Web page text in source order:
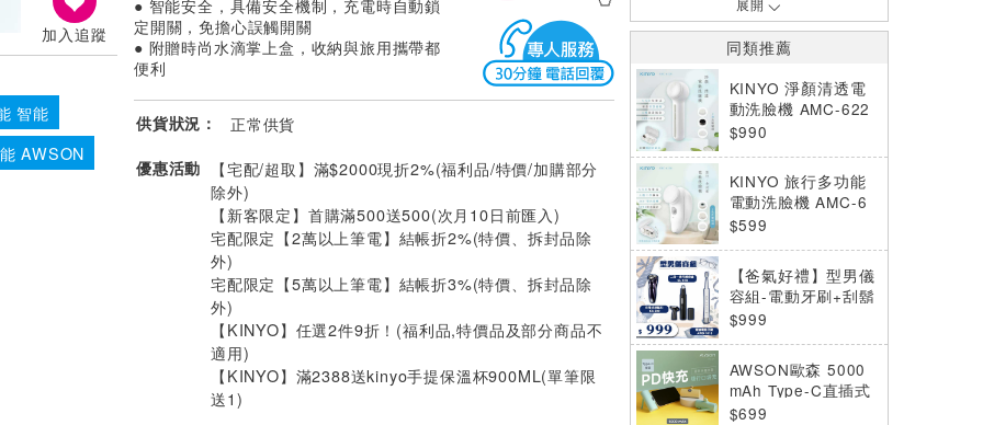
加入追蹤
智能
AWSON
● 智能安全，具備安全機制，充電時自動鎖
定開關，免擔心誤觸開關
● 附贈時尚水滴掌上盒，收納與旅用攜帶都
便利
供貨狀況： 正常供貨
優惠活動
【宅配/超取】滿$2000現折2%(福利品/特價/加購部分
除外)
【新客限定】首購滿500送500(次月10日前匯入)
宅配限定【2萬以上筆電】結帳折2%(特價、拆封品除
外)
宅配限定【5萬以上筆電】結帳折3%(特價、拆封品除
外)
【KINYO】任選2件9折！(福利品,特價品及部分商品不
適用)
【KINYO】滿2388送kinyo手提保溫杯900ML(單筆限
送1)
嘉南地區
高雄中華店
高雄鳳山店
網路訂購
*庫存數量：網路訂購(0)、少量庫存
(1~2)、現貨充足(3以上)。
*門市庫存以店內實際數量為準，可使
用專人服務或撥打門市電話洽詢。
展開
同類推薦
KINYO 淨顏清透電
動洗臉機 AMC-622
0
$990
KINYO 旅行多功能
電動洗臉機 AMC-6
210
$599
【爸氣好禮】型男儀
容組-電動牙刷+刮鬍
刀+修容組
$999
AWSON歐森 5000
mAh Type-C直插式
快充行動電源 AWP-
$699